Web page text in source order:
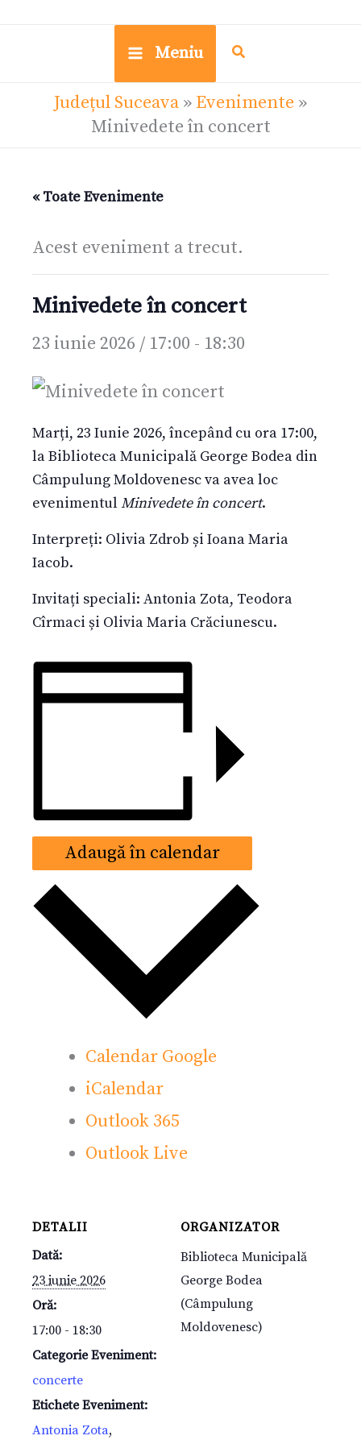
Meniu
Județul Suceava » Evenimente »
Minivedete în concert
« Toate Evenimente
Acest eveniment a trecut.
Minivedete în concert
23 iunie 2026 / 17:00 - 18:30
Marți, 23 Iunie 2026, începând cu ora 17:00,
la Biblioteca Municipală George Bodea din
Câmpulung Moldovenesc va avea loc
evenimentul Minivedete în concert.
Interpreți: Olivia Zdrob și Ioana Maria
Iacob.
Invitați speciali: Antonia Zota, Teodora
Cîrmaci și Olivia Maria Crăciunescu.
Adaugă în calendar
Calendar Google
iCalendar
Outlook 365
Outlook Live
DETALII
Dată:
23 iunie 2026
Oră:
17:00 - 18:30
Categorie Eveniment:
concerte
Etichete Eveniment:
Antonia Zota,
ORGANIZATOR
Biblioteca Municipală
George Bodea
(Câmpulung
Moldovenesc)